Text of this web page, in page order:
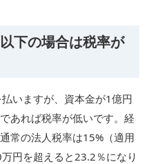
下の場合は税率が
いますが、資本金が1億円
あれば税率が低いです。経
常の法人税率は15%（適用
円を超えると23.2％になり